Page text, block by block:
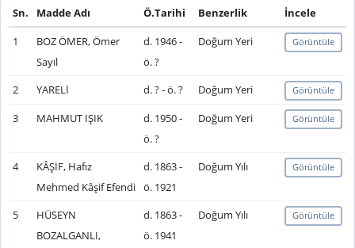
Sn. Madde Adı
Ö.Tarihi
Benzerlik
İncele
1
BOZ ÖMER, Ömer
Sayıl
d. 1946 -
ö. ?
Doğum Yeri Görüntüle
2 YARELİ d. ? - ö. ? Doğum Yeri Görüntüle
3 MAHMUT IŞIK
d. 1950 -
ö. ?
Doğum Yeri Görüntüle
4
KÂŞİF, Hafız
Mehmed Kâşif Efendi
d. 1863 -
ö. 1921
Doğum Yılı Görüntüle
5
HÜSEYN
BOZALGANLI,
d. 1863 -
ö. 1941
Doğum Yılı Görüntüle